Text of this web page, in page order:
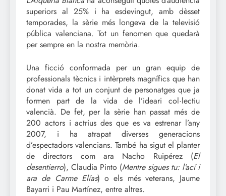
superiors al 25% i ha esdevingut, amb dèsset
temporades, la sèrie més longeva de la televisió
pública valenciana. Tot un fenomen que quedarà
per sempre en la nostra memòria.
Una ficció conformada per un gran equip de
professionals tècnics i intèrprets magnífics que han
donat vida a tot un conjunt de personatges que ja
formen part de la vida de l’ideari col·lectiu
valencià. De fet, per la sèrie han passat més de
200 actors i actrius des que es va estrenar l’any
2007, i ha atrapat diverses generacions
d’espectadors valencians. També ha sigut el planter
de directors com ara Nacho Ruipérez (El
desentierro), Claudia Pinto (Mentre sigues tu: l’ací i
ara de Carme Elías) o els més veterans, Jaume
Bayarri i Pau Martínez, entre altres.